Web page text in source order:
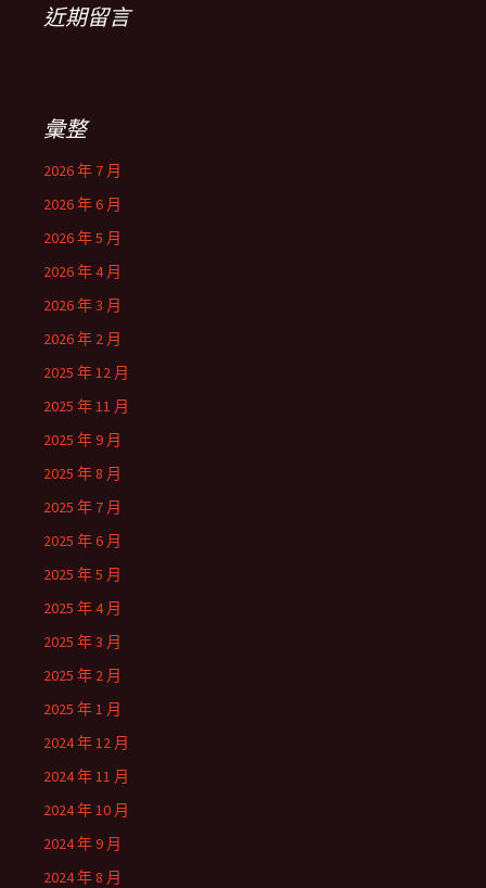
近期留言
彙整
2026 年 7 月
2026 年 6 月
2026 年 5 月
2026 年 4 月
2026 年 3 月
2026 年 2 月
2025 年 12 月
2025 年 11 月
2025 年 9 月
2025 年 8 月
2025 年 7 月
2025 年 6 月
2025 年 5 月
2025 年 4 月
2025 年 3 月
2025 年 2 月
2025 年 1 月
2024 年 12 月
2024 年 11 月
2024 年 10 月
2024 年 9 月
2024 年 8 月